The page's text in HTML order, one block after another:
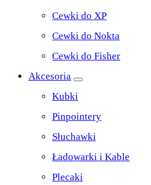
Cewki do XP
Cewki do Nokta
Cewki do Fisher
Akcesoria
Kubki
Pinpointery
Słuchawki
Ładowarki i Kable
Plecaki